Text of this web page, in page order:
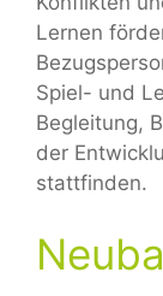
Lernen
Spiel- und
Begleitung,
der
stattfinden.